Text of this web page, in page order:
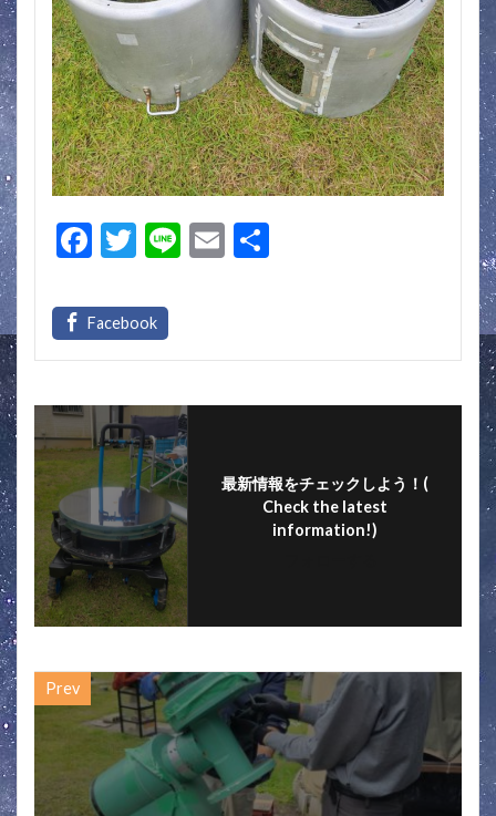
F
e
b
o
k
T
itt
er
Li E
最新情報をチェックしよう！(
Check the latest
information!)
Prev